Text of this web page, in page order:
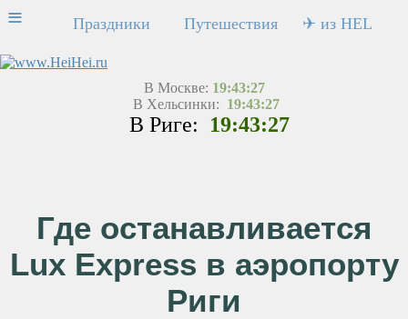
≡ Праздники Путешествия ✈ из HEL
В Москве: 19:43:27
В Хельсинки: 19:43:27
В Риге: 19:43:27
Где останавливается
Lux Express в аэропорту
Риги